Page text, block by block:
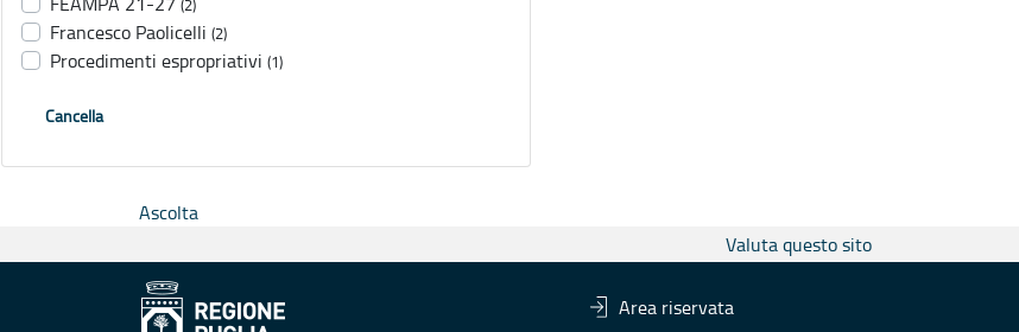
(2)
Francesco Paolicelli (2)
Procedimenti espropriativi (1)
Cancella
Ascolta
Valuta questo sito
Area riservata